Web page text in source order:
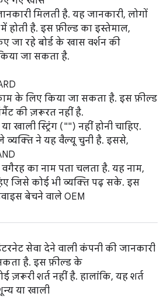
मिलती है. यह जानकारी, लोगों
होती है. इस फ़ील्ड का इस्तेमाल,
जा रहे बोर्ड के खास वर्शन की
जा सकता है.
के लिए किया जा सकता है. इस फ़ील्ड
की ज़रूरत नहीं है.
खाली स्ट्रिंग ("") नहीं होनी चाहिए.
व्यक्ति ने यह वैल्यू चुनी है. इससे,
का नाम पता चलता है. यह नाम,
जिसे कोई भी व्यक्ति पढ़ सके. इस
बेचने वाले OEM
सेवा देने वाली कंपनी की जानकारी
है. इस फ़ील्ड के
ज़रूरी शर्त नहीं है. हालांकि, यह शर्त
या खाली